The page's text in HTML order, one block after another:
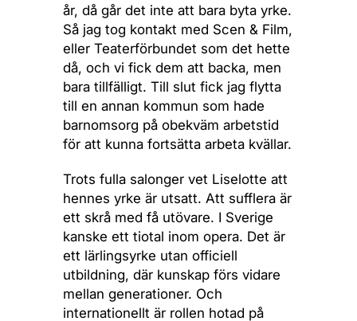
år, då går det inte att bara byta yrke.
Så jag tog kontakt med Scen & Film,
eller Teaterförbundet som det hette
då, och vi fick dem att backa, men
bara tillfälligt. Till slut fick jag flytta
till en annan kommun som hade
barnomsorg på obekväm arbetstid
för att kunna fortsätta arbeta kvällar.
Trots fulla salonger vet Liselotte att
hennes yrke är utsatt. Att sufflera är
ett skrå med få utövare. I Sverige
kanske ett tiotal inom opera. Det är
ett lärlingsyrke utan officiell
utbildning, där kunskap förs vidare
mellan generationer. Och
internationellt är rollen hotad på